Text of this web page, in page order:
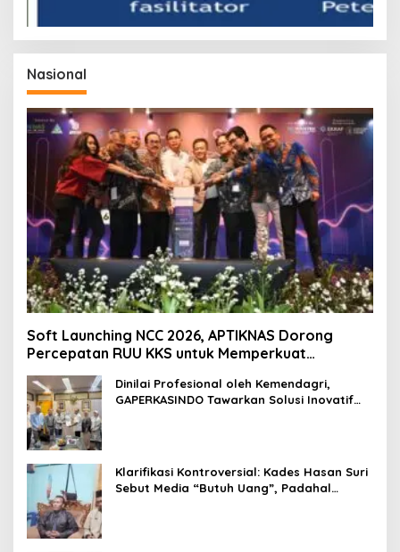
Nasional
Soft Launching NCC 2026, APTIKNAS Dorong
Percepatan RUU KKS untuk Memperkuat
Kedaulatan Digital Indonesia
Dinilai Profesional oleh Kemendagri,
GAPERKASINDO Tawarkan Solusi Inovatif
Klarifikasi Kontroversial: Kades Hasan Suri
Sebut Media “Butuh Uang”, Padahal